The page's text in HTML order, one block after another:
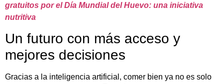
gratuitos por el Día Mundial del Huevo: una iniciativa
nutritiva
Un futuro con más acceso y
mejores decisiones
Gracias a la inteligencia artificial, comer bien ya no es solo